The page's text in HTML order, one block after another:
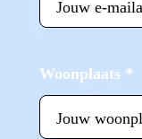
Woonplaats *